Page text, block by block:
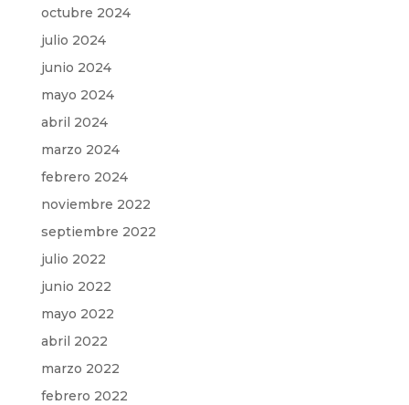
octubre 2024
julio 2024
junio 2024
mayo 2024
abril 2024
marzo 2024
febrero 2024
noviembre 2022
septiembre 2022
julio 2022
junio 2022
mayo 2022
abril 2022
marzo 2022
febrero 2022